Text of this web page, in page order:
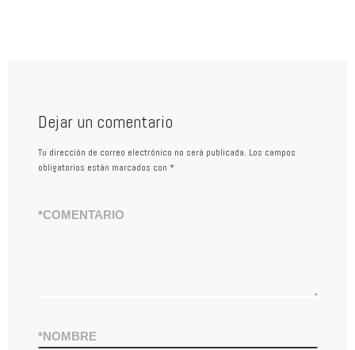
Dejar un comentario
Tu dirección de correo electrónico no será publicada. Los campos
obligatorios están marcados con *
COMENTARIO
*
NOMBRE
*